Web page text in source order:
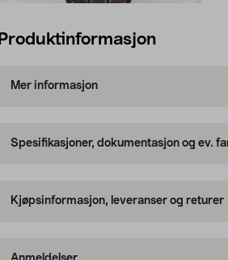
Produktinformasjon
Mer informasjon
Spesifikasjoner, dokumentasjon og ev.
Kjøpsinformasjon, leveranser og returer